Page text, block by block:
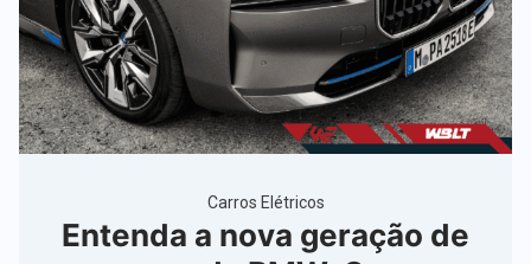
Carros Elétricos
Entenda a nova geração de